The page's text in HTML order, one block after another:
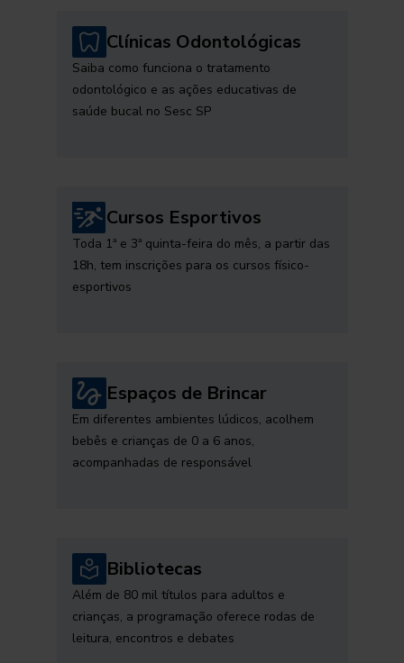
Clínicas Odontológicas
Saiba como funciona o tratamento
odontológico e as ações educativas de
saúde bucal no Sesc SP
Cursos Esportivos
Toda 1ª e 3ª quinta-feira do mês, a partir das
18h, tem inscrições para os cursos físico-
esportivos
Espaços de Brincar
Em diferentes ambientes lúdicos, acolhem
bebês e crianças de 0 a 6 anos,
acompanhadas de responsável
Bibliotecas
Além de 80 mil títulos para adultos e
crianças, a programação oferece rodas de
leitura, encontros e debates